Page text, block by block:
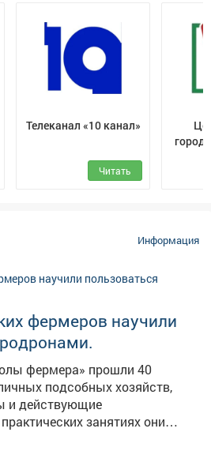
Телеканал «10 канал»
Читать
Информация
фермеров научили
фермера» прошли 40
подсобных хозяйств,
и действующие
беспилотники,
учились составлять